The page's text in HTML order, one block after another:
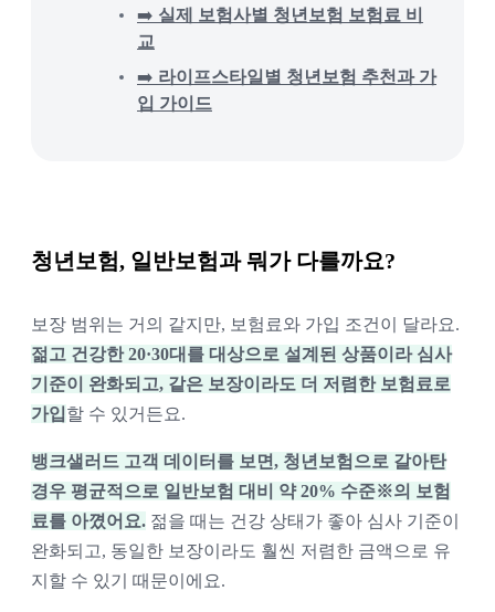
➡️ 실제 보험사별 청년보험 보험료 비
교
➡️ 라이프스타일별 청년보험 추천과 가
입 가이드
청년보험, 일반보험과 뭐가 다를까요?
보장 범위는 거의 같지만, 보험료와 가입 조건이 달라요.
젊고 건강한 20·30대를 대상으로 설계된 상품이라 심사
기준이 완화되고, 같은 보장이라도 더 저렴한 보험료로
가입 할 수 있거든요.
뱅크샐러드 고객 데이터를 보면, 청년보험으로 갈아탄
경우 평균적으로 일반보험 대비 약 20% 수준※의 보험
료를 아꼈어요. 젊을 때는 건강 상태가 좋아 심사 기준이
완화되고, 동일한 보장이라도 훨씬 저렴한 금액으로 유
지할 수 있기 때문이에요.